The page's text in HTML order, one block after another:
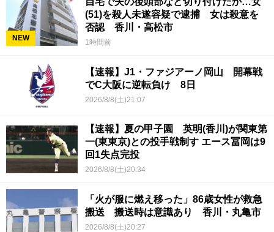
NEW
(51)を殺人未遂容疑で逮捕 女は殺意を
否認 香川・高松市
1時間前
【速報】J1・ファジアーノ岡山 開幕戦
でC大阪に逆転負け 8日
2026/8/8(土)21:07
【速報】夏の甲子園 英明(香川)が関東第
一(東東京)との投手戦制す エース冨岡は9
回1失点完投
2026/8/8(土)20:34
「火が服に燃え移った」86歳女性が救急
搬送 搬送時は意識あり 香川・丸亀市
2026/8/8(土)20:27